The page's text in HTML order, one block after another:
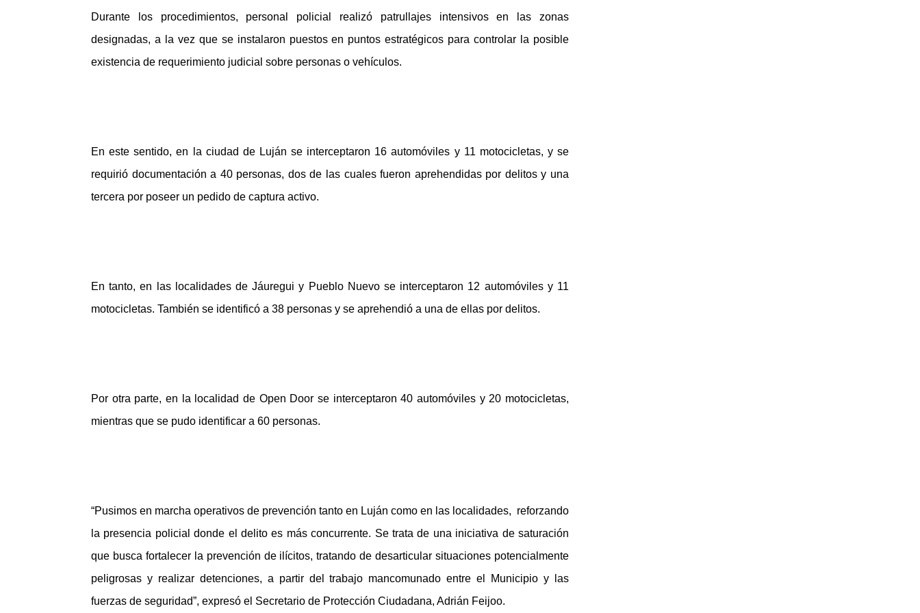
Durante los procedimientos, personal policial realizó patrullajes intensivos en las zonas
designadas, a la vez que se instalaron puestos en puntos estratégicos para controlar la posible
existencia de requerimiento judicial sobre personas o vehículos.
En este sentido, en la ciudad de Luján se interceptaron 16 automóviles y 11 motocicletas, y se
requirió documentación a 40 personas, dos de las cuales fueron aprehendidas por delitos y una
tercera por poseer un pedido de captura activo.
En tanto, en las localidades de Jáuregui y Pueblo Nuevo se interceptaron 12 automóviles y 11
motocicletas. También se identificó a 38 personas y se aprehendió a una de ellas por delitos.
Por otra parte, en la localidad de Open Door se interceptaron 40 automóviles y 20 motocicletas,
mientras que se pudo identificar a 60 personas.
“Pusimos en marcha operativos de prevención tanto en Luján como en las localidades, reforzando
la presencia policial donde el delito es más concurrente. Se trata de una iniciativa de saturación
que busca fortalecer la prevención de ilícitos, tratando de desarticular situaciones potencialmente
peligrosas y realizar detenciones, a partir del trabajo mancomunado entre el Municipio y las
fuerzas de seguridad”, expresó el Secretario de Protección Ciudadana, Adrián Feijoo.